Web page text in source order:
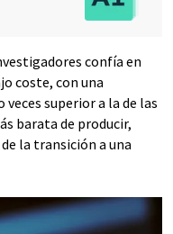
confía en
coste, con una
superior a la de las
barata de producir,
la transición a una